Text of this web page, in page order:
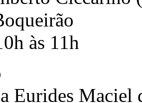
às 11h
Eurides Maciel